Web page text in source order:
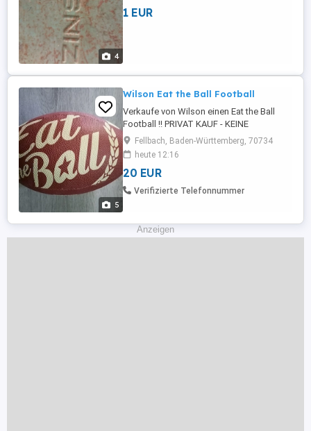
4
1 EUR
5
Wilson Eat the Ball Football
Verkaufe von Wilson einen Eat the Ball
Football !! PRIVAT KAUF - KEINE
GARANTIE ODER RÜCKNAHME !!
Fellbach, Baden-Württemberg, 70734
heute 12:16
20 EUR
Verifizierte Telefonnummer
Anzeigen